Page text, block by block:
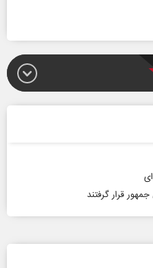
قرار گرفتند